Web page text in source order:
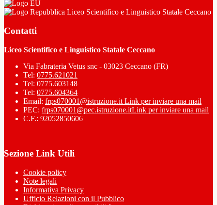
Liceo Scientifico e Linguistico Statale Ceccano
Contatti
Liceo Scientifico e Linguistico Statale Ceccano
Via Fabrateria Vetus snc - 03023 Ceccano (FR)
Tel: 0775.621021
Tel: 0775.603148
Tel: 0775.604364
Email: frps070001@istruzione.it Link per inviare una mail
PEC: frps070001@pec.istruzione.itLink per inviare una mail
C.F.: 92052850606
Sezione Link Utili
Cookie policy
Note legali
Informativa Privacy
Ufficio Relazioni con il Pubblico